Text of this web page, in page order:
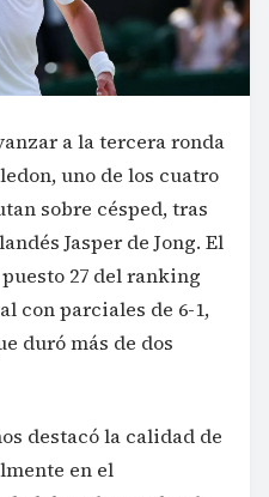
a la tercera ronda
uno de los cuatro
sobre césped, tras
Jasper de Jong. El
27 del ranking
con parciales de 6-1,
duró más de dos
destacó la calidad de
en el